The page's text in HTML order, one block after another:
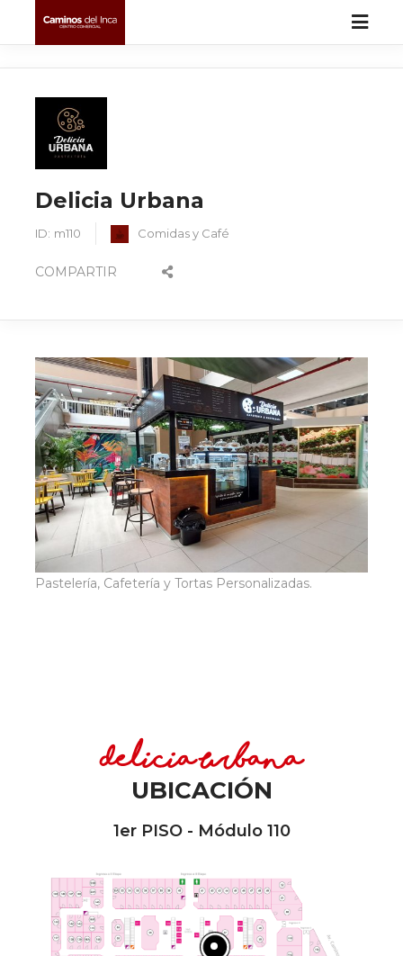
Delicia Urbana
ID: m110 Comidas y Café
COMPARTIR
Pastelería, Cafetería y Tortas Personalizadas.
Delicia Urbana
UBICACIÓN
1er PISO - Módulo 110